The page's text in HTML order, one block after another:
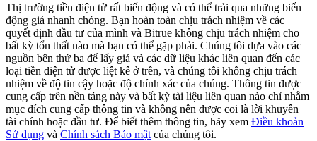
Tham gia cùng các nhà giao dịch hàng đầu
Thị trường tiền điện tử rất biến động và có thể trải qua những biến
động giá nhanh chóng. Bạn hoàn toàn chịu trách nhiệm về các
quyết định đầu tư của mình và Bitrue không chịu trách nhiệm cho
bất kỳ tổn thất nào mà bạn có thể gặp phải. Chúng tôi dựa vào các
nguồn bên thứ ba để lấy giá và các dữ liệu khác liên quan đến các
loại tiền điện tử được liệt kê ở trên, và chúng tôi không chịu trách
nhiệm về độ tin cậy hoặc độ chính xác của chúng. Thông tin được
cung cấp trên nền tảng này và bất kỳ tài liệu liên quan nào chỉ nhằm
mục đích cung cấp thông tin và không nên được coi là lời khuyên
tài chính hoặc đầu tư. Để biết thêm thông tin, hãy xem Điều khoản
Sử dụng và Chính sách Bảo mật của chúng tôi.